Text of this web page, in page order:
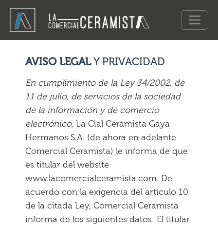
AVISO LEGALY PRIVACIDAD
En cumplimiento de la Ley 34/2002, de
11 de julio, de servicios de la sociedad
de la información y de comercio
electrónico, La Cial Ceramista Gaya
Hermanos S.A. (de ahora en adelante
Comercial Ceramista) le informa de que
es titular del website
www.lacomercialceramista.com. De
acuerdo con la exigencia del artículo 10
de la citada Ley, Comercial Ceramista
informa de los siguientes datos: El titular